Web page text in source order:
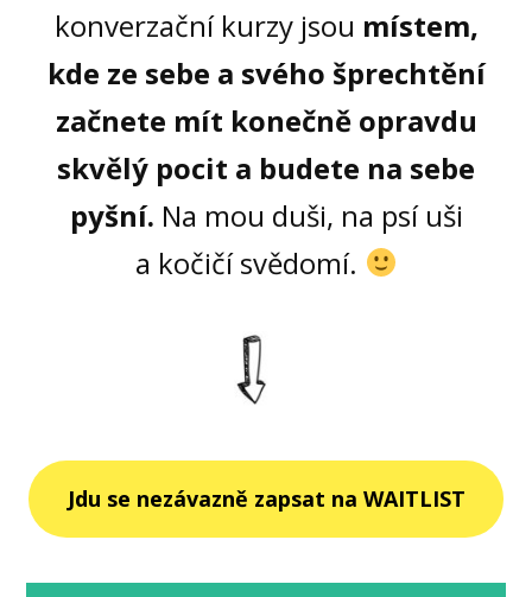
konverzační kurzy jsou místem,
kde ze sebe a svého šprechtění
začnete mít konečně opravdu
skvělý pocit a budete na sebe
pyšní. Na mou duši, na psí uši
a kočičí svědomí.
Jdu se nezávazně zapsat na WAITLIST